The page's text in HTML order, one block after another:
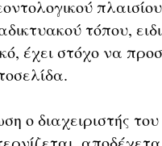
τόπου,
έχει στόχο να
ο διαχειριστής